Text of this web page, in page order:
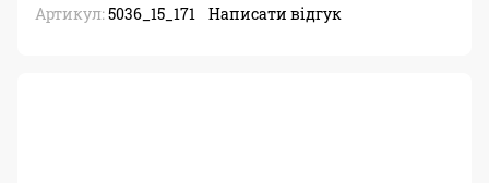
Артикул:5036_15_171 Написати відгук